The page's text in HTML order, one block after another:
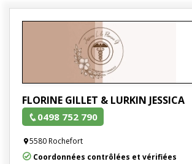
FLORINE GILLET & LURKIN JESSICA
0498 752 790
5580 Rochefort
Coordonnées contrôlées et vérifiées